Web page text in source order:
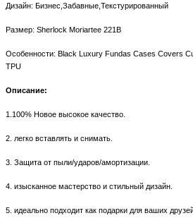
Дизайн: Бизнес,Забавные,Текстурированный
Размер: Sherlock Moriartee 221B
Особенности: Black Luxury Fundas Cases Covers
TPU
Описание:
1.100% Новое высокое качество.
2. легко вставлять и снимать.
3. Защита от пыли/ударов/амортизации.
4. изысканное мастерство и стильный дизайн.
5. идеально подходит как подарки для ваших